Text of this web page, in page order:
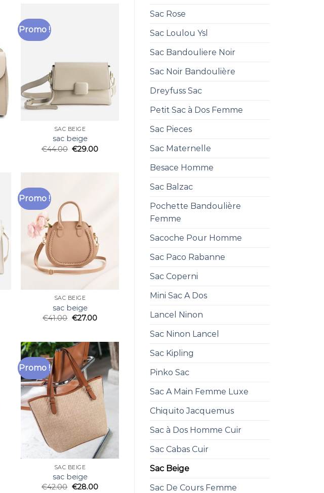
Sac Rose
Sac Loulou Ysl
Sac Bandouliere Noir
Sac Noir Bandoulière
Dreyfuss Sac
Petit Sac à Dos Femme
Sac Pieces
Sac Maternelle
Besace Homme
Sac Balzac
Pochette Bandoulière
Femme
Sacoche Pour Homme
Sac Paco Rabanne
Sac Coperni
Mini Sac A Dos
Lancel Ninon
Sac Ninon Lancel
Sac Kipling
Pinko Sac
Sac A Main Femme Luxe
Chiquito Jacquemus
Sac à Dos Homme Cuir
Sac Cabas Cuir
Sac Beige
Sac De Cours Femme
Promo !
SAC BEIGE
sac beige
€44.00 €29.00
Promo !
SAC BEIGE
sac beige
€41.00 €27.00
Promo !
SAC BEIGE
sac beige
€42.00 €28.00